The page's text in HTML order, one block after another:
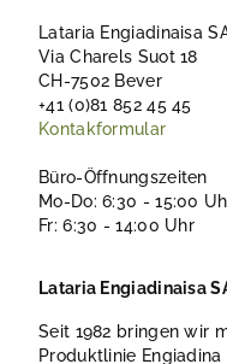
Lataria Engiadinaisa
Via Charels Suot 18
CH-7502 Bever
+41 (0)81 852 45 45
Kontakformular
Büro-Öffnungszeiten
Mo-Do: 6:30 - 15:00
Fr: 6:30 - 14:00 Uhr
Lataria Engiadinaisa
Seit 1982 bringen wir
Produktlinie